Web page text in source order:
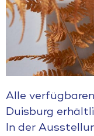
Alle
Duisburg
In der